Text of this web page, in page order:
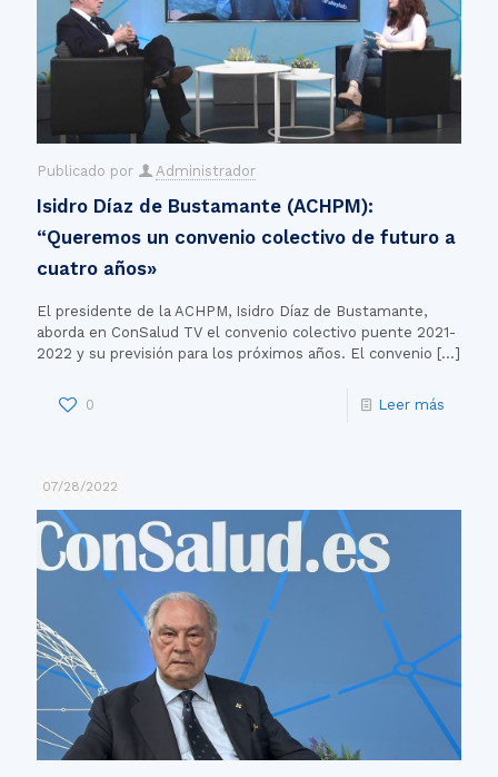
Publicado por Administrador
Isidro Díaz de Bustamante (ACHPM):
“Queremos un convenio colectivo de futuro a
cuatro años»
El presidente de la ACHPM, Isidro Díaz de Bustamante,
aborda en ConSalud TV el convenio colectivo puente 2021-
2022 y su previsión para los próximos años. El convenio […]
0 Leer más
07/28/2022